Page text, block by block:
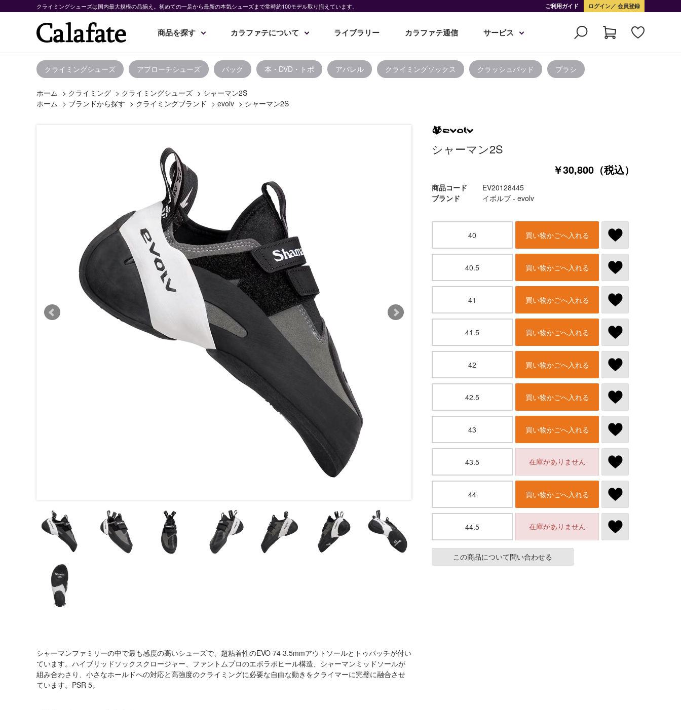
クライミングシューズは国内最大規模の品揃え。初めての一足から最新の本気シューズまで常時約100モデル取り揃えています。 ご利用ガイド ログイン 会員登録
商品を探す カラファテについて ライブラリー カラファテ通信 サービス
クライミングシューズ アプローチシューズ パック 本・DVD・トポ アパレル クライミングソックス クラッシュパッド ブラシ
ホーム > クライミング > クライミングシューズ > シャーマン2S
ホーム > ブランドから探す > クライミングブランド > evolv > シャーマン2S
シャーマンファミリーの中で最も感度の高いシューズで、超粘着性のEVO 74 3.5mmアウトソールとトゥパッチが付い
ています。ハイブリッドソックスクロージャー、ファントムプロのエボラボヒール構造、シャーマンミッドソールが
組み合わさり、小さなホールドへの対応と高強度のクライミングに必要な自由な動きをクライマーに完璧に融合させ
ています。PSR 5。
シャーマン2S
￥30,800（税込）
商品コード
EV20128445
ブランド
イボルブ - evolv
40 買い物かごへ入れる
40.5 買い物かごへ入れる
41 買い物かごへ入れる
41.5 買い物かごへ入れる
42 買い物かごへ入れる
42.5 買い物かごへ入れる
43 買い物かごへ入れる
43.5 在庫がありません
44 買い物かごへ入れる
44.5 在庫がありません
この商品について問い合わせる